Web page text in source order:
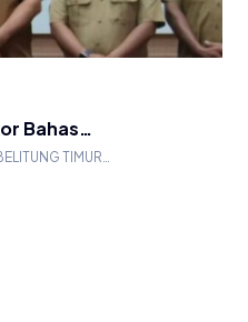
Bahas…
TIMUR…